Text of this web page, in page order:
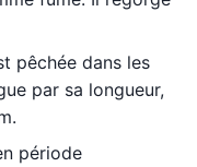
pêchée dans les
par sa longueur,
période